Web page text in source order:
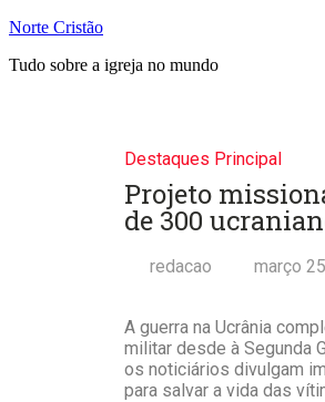
Norte Cristão
Tudo sobre a igreja no mundo
Destaques Principal
Projeto
de 300
redacao março
A guerra na Ucrânia
militar desde à Segunda
os noticiários divulgam
para salvar a vida das